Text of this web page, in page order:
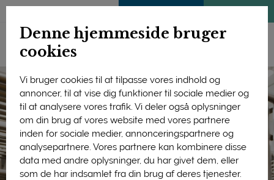
Denne hjemmeside bruger
cookies
Vi bruger cookies til at tilpasse vores indhold og
annoncer, til at vise dig funktioner til sociale medier og
til at analysere vores trafik. Vi deler også oplysninger
om din brug af vores website med vores partnere
inden for sociale medier, annonceringspartnere og
analysepartnere. Vores partnere kan kombinere disse
data med andre oplysninger, du har givet dem, eller
som de har indsamlet fra din brug af deres tjenester.